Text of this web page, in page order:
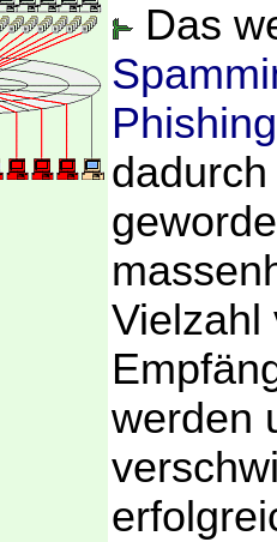
Das
Phishing
Vielzahl
werden